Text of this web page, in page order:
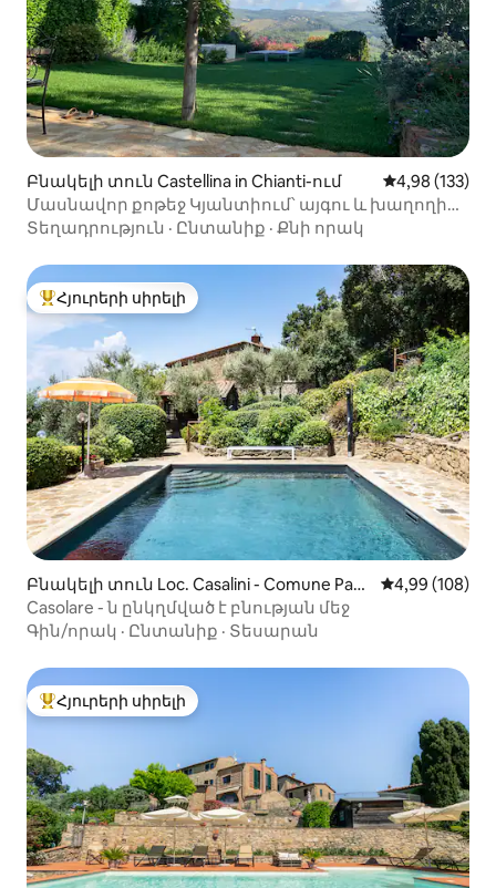
Բնակելի տուն Castellina in Chianti-ում Միջին
4,98 (133)
Մասնավոր քոթեջ Կյանտիում՝ այգու և խաղողի
այգու տեսարաններով
Տեղադրություն · Ընտանիք · Քնի որակ
Հյուրերի սիրելի լավագույն տները
Հյուրերի սիրելի
Բնակելի տուն Loc. Casalini - Comune Pani
cale-ում
Միջին
4,99 (108)
Casolare - ն ընկղմված է բնության մեջ
Գին/որակ · Ընտանիք · Տեսարան
Հյուրերի սիրելի լավագույն տները
Հյուրերի սիրելի